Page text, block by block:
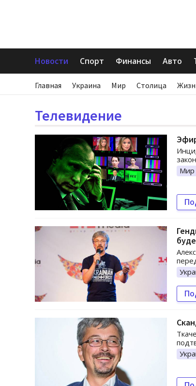
Новости Спорт Финансы Авто
Главная Украина Мир Столица
Телевидение
Мир